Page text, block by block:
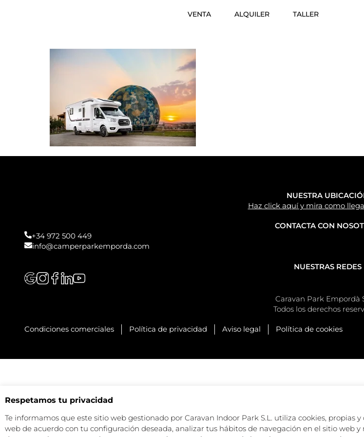
VENTA ALQUILER TALLER
NUESTRA
Haz click aquí y mira como
CONTACTA CON
+34 972 500 449
info@camperparkemporda.com
NUESTRAS REDES
Caravan Park Empordà
Todos los derechos
Condiciones comerciales Política de privacidad Aviso legal Política de cookies
Respetamos tu privacidad
Te informamos que este sitio web gestionado por Caravan Indoor Park S.L. utiliza cookies,
web de acuerdo con tu configuración deseada, analizar tus hábitos de navegación en el sitio web